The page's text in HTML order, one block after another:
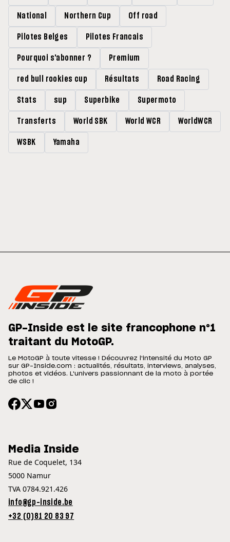
National Northern Cup Off road
Pilotes Belges Pilotes Francais
Pourquoi s'abonner ? Premium
red bull rookies cup Résultats Road Racing
Stats sup Superbike Supermoto
Transferts World SBK World WCR WorldWCR
WSBK Yamaha
GP-Inside est le site francophone n°1
traitant du MotoGP.
Le MotoGP à toute vitesse ! Découvrez l'intensité du Moto GP
sur GP-Inside.com : actualités, résultats, interviews, analyses,
photos et vidéos. L'univers passionnant de la moto à portée
de clic !
Media Inside
Rue de Coquelet, 134
5000 Namur
TVA 0784.921.426
info@gp-inside.be
+32 (0)81 20 83 97